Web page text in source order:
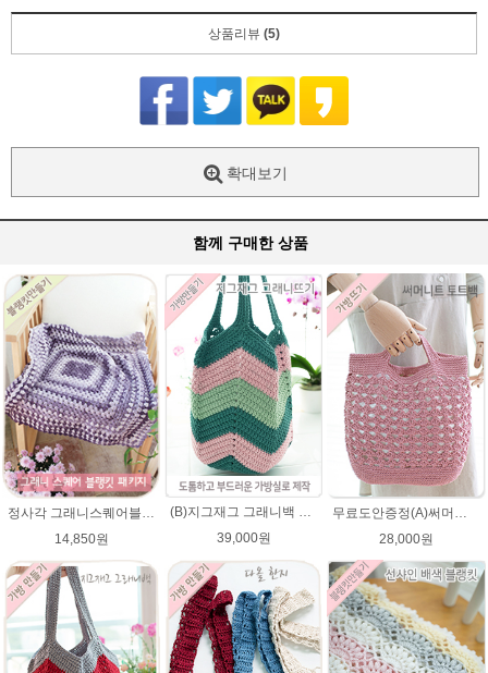
상품리뷰 (5)
확대보기
함께 구매한 상품
정사각 그래니스퀘어블랭킷 DIY코바늘뜨기★파스텔뜨개실 무릎담요뜨개질 블랭킷뜨기
14,850원
(B)지그재그 그래니백 배색 코바늘뜨기 메이크업 가방 뜨개실 뜨개질 DIY
39,000원
무료도안증정(A)써머니트 토트백 패키지 (종이도안+ ★다올한지 4타래)/코바늘가방/여름니트백 니트백 여름가방
28,000원